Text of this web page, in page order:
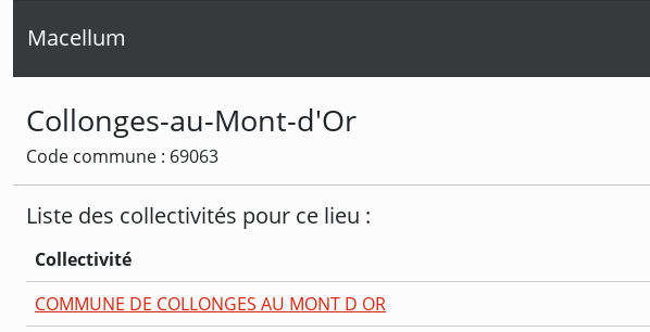
Macellum
Collonges-au-Mont-d'Or
Code commune : 69063
Liste des collectivités pour ce lieu :
Collectivité
COMMUNE DE COLLONGES AU MONT D OR